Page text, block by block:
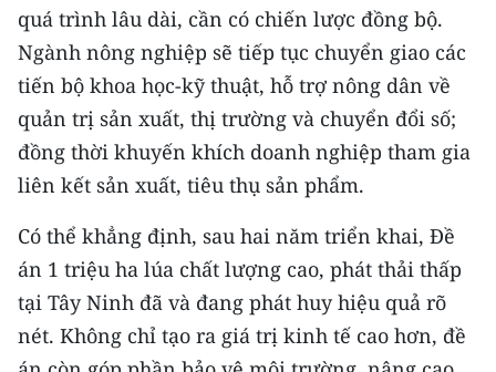
quá trình lâu dài, cần có chiến lược đồng bộ.
Ngành nông nghiệp sẽ tiếp tục chuyển giao các
tiến bộ khoa học-kỹ thuật, hỗ trợ nông dân về
quản trị sản xuất, thị trường và chuyển đổi số;
đồng thời khuyến khích doanh nghiệp tham gia
liên kết sản xuất, tiêu thụ sản phẩm.
Có thể khẳng định, sau hai năm triển khai, Đề
án 1 triệu ha lúa chất lượng cao, phát thải thấp
tại Tây Ninh đã và đang phát huy hiệu quả rõ
nét. Không chỉ tạo ra giá trị kinh tế cao hơn, đề